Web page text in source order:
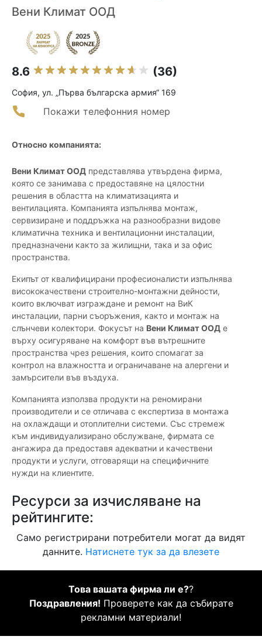
Вени Климат ООД
8.6 (36)
София, ул. „Първа българска армия“ 169
Покажи телефонния номер
Относно компанията:
Вени Климат ООД представлява утвърдена фирма,
която се занимава с предоставяне на цялостни
решения в областта на климатизацията и
вентилацията. Компанията изпълнява монтаж,
сервизиране и поддръжка на разнообразни видове
климатична техника и вентилационни инсталации,
предназначени както за жилищни, така и за офис
пространства.
Екипът от квалифицирани професионалисти изпълнява
висококачествени строително-монтажни дейности,
които включват изграждане и ремонт на ВиК
инсталации, парни съоръжения, както и монтаж на
слънчеви колектори. Фокусът на Вени Климат ООД е
върху осигуряване на комфорт във вътрешните
пространства чрез решения, които спомагат за
контрол на влажността и ограничаване на алергени и
замърсители във въздуха.
Компанията използва продукти на реномирани
производители и се отличава с експертиза в монтажа
на охлаждащи и отоплителни системи. Със стремеж
към индивидуализирано обслужване, фирмата се
ангажира да предоставя адекватни и качествени
продукти и услуги, отговарящи на специфичните
нужди на клиентите.
Ресурси за изчисляване на
рейтингите:
Само регистрирани потребители могат да видят
данните. Натиснете тук за да влезете
Това вашата фирма ли е??
Поздравления! Проверете как да събирате
рекламни материали!